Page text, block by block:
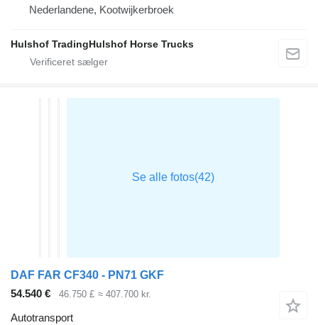
Nederlandene, Kootwijkerbroek
Hulshof TradingHulshof Horse Trucks
DAF FAR CF340 - PN71 GKF
54.540 €
46.750 £ ≈ 407.700 kr.
Autotransport